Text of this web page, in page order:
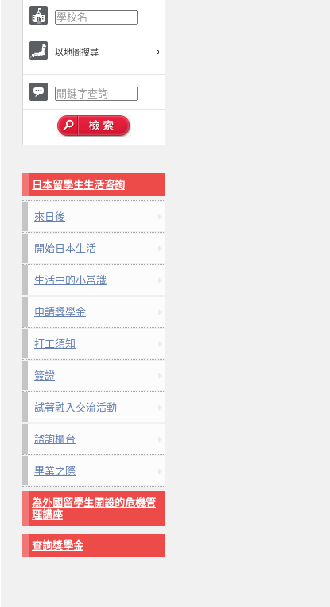
以地圖搜尋
日本留學生生活咨詢
來日後
開始日本生活
生活中的小常識
申請獎學金
打工須知
簽證
試著融入交流活動
諮詢櫃台
畢業之際
為外國留學生開設的危機管
理講座
查詢獎學金